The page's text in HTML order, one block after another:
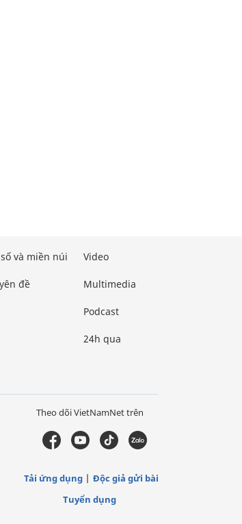
và miền núi
đề
Video
Multimedia
Podcast
24h qua
Theo dõi VietNamNet trên
Tải ứng dụng
Độc giả gửi bài
Tuyển dụng